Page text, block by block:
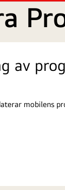
av
mobilens